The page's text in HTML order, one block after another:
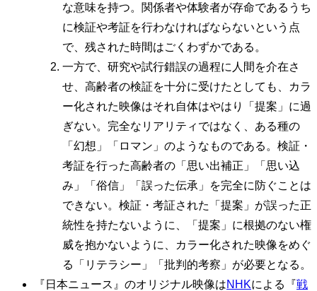
な意味を持つ。関係者や体験者が存命であるうち
に検証や考証を行わなければならないという点
で、残された時間はごくわずかである。
一方で、研究や試行錯誤の過程に人間を介在さ
せ、高齢者の検証を十分に受けたとしても、カラ
ー化された映像はそれ自体はやはり「提案」に過
ぎない。完全なリアリティではなく、ある種の
「幻想」「ロマン」のようなものである。検証・
考証を行った高齢者の「思い出補正」「思い込
み」「俗信」「誤った伝承」を完全に防ぐことは
できない。検証・考証された「提案」が誤った正
統性を持たないように、「提案」に根拠のない権
威を抱かないように、カラー化された映像をめぐ
る「リテラシー」「批判的考察」が必要となる。
『日本ニュース』のオリジナル映像はNHKによる『戦